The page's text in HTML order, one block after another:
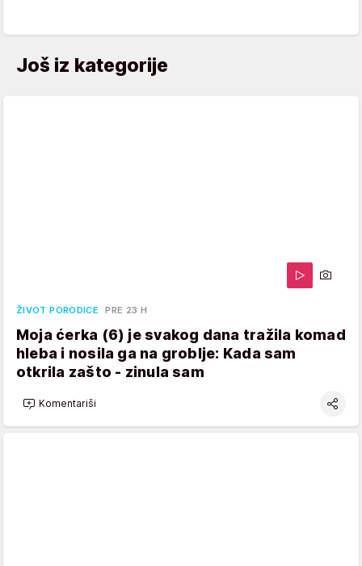
Još iz kategorije
ŽIVOT PORODICE PRE 23 H
Moja ćerka (6) je svakog dana tražila komad
hleba i nosila ga na groblje: Kada sam
otkrila zašto - zinula sam
Komentariši